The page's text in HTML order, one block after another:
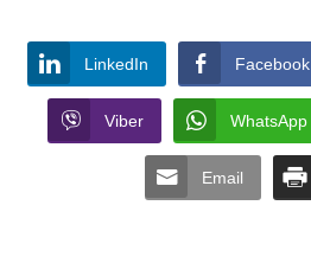
LinkedIn Facebook
Viber WhatsApp
Email